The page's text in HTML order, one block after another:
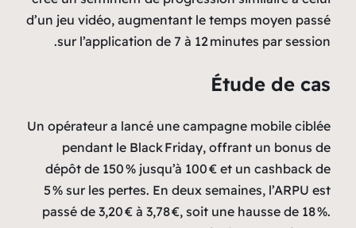
d’un jeu vidéo, augmentant le temps moyen passé
sur l’application de 7 à 12 minutes par session.
Étude de cas
Un opérateur a lancé une campagne mobile ciblée
pendant le Black Friday, offrant un bonus de
dépôt de 150 % jusqu’à 100 € et un cashback de
5 % sur les pertes. En deux semaines, l’ARPU est
passé de 3,20 € à 3,78 €, soit une hausse de 18 %.